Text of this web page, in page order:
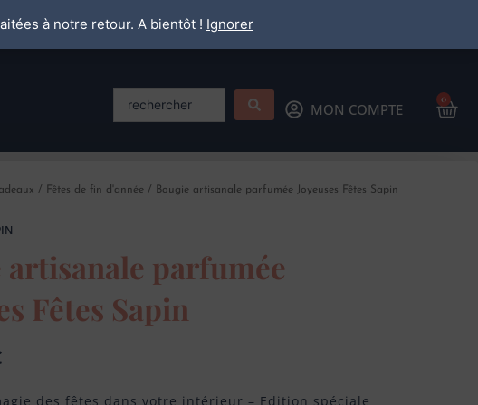
à notre retour. A bientôt ! Ignorer
Search
...
MON COMPTE
0
/ Fêtes de fin d'année / Bougie artisanale parfumée Joyeuses Fêtes Sapin
artisanale parfumée
Fêtes Sapin
des fêtes dans votre intérieur – Edition spéciale